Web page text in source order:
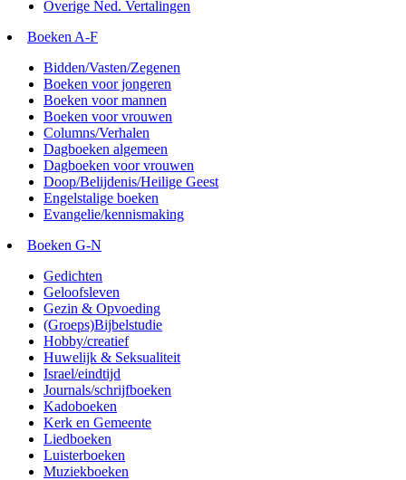
Overige Ned. Vertalingen
Boeken A-F
Bidden/Vasten/Zegenen
Boeken voor jongeren
Boeken voor mannen
Boeken voor vrouwen
Columns/Verhalen
Dagboeken algemeen
Dagboeken voor vrouwen
Doop/Belijdenis/Heilige Geest
Engelstalige boeken
Evangelie/kennismaking
Boeken G-N
Gedichten
Geloofsleven
Gezin & Opvoeding
(Groeps)Bijbelstudie
Hobby/creatief
Huwelijk & Seksualiteit
Israel/eindtijd
Journals/schrijfboeken
Kadoboeken
Kerk en Gemeente
Liedboeken
Luisterboeken
Muziekboeken